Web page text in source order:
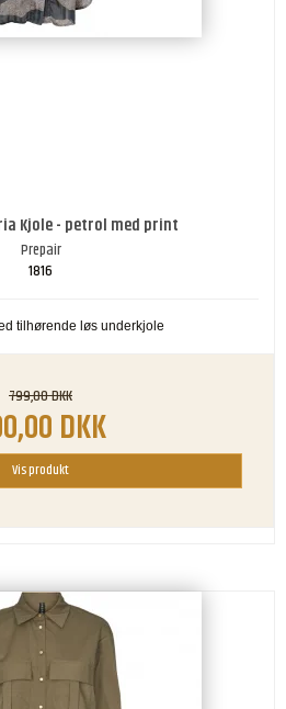
Kjole - petrol med print
Prepair
1816
tilhørende løs underkjole
799,00 DKK
DKK
Vis produkt